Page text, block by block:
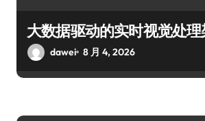
大数据驱动的实时视觉处
dawei 8 月 4, 2026